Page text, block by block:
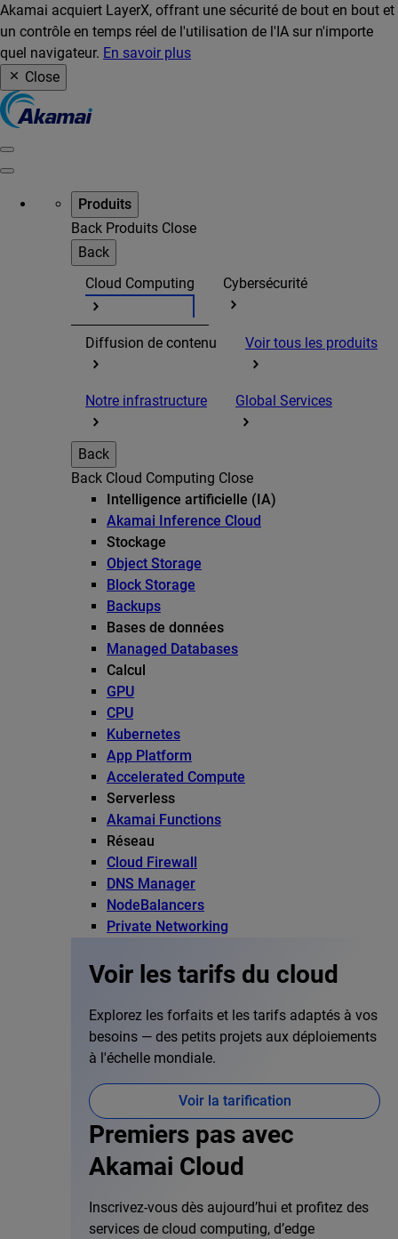
Akamai acquiert LayerX, offrant une sécurité de bout en bout et
un contrôle en temps réel de l'utilisation de l'IA sur n'importe
quel navigateur. En savoir plus
Close
Produits
Back Produits Close
Back
Cloud Computing
Cybersécurité
Diffusion de contenu Voir tous les produits
Notre infrastructure Global Services
Back
Back Cloud Computing Close
Intelligence artificielle (IA)
Akamai Inference Cloud
Stockage
Object Storage
Block Storage
Backups
Bases de données
Managed Databases
Calcul
GPU
CPU
Kubernetes
App Platform
Accelerated Compute
Serverless
Akamai Functions
Réseau
Cloud Firewall
DNS Manager
NodeBalancers
Private Networking
Voir les tarifs du cloud
Explorez les forfaits et les tarifs adaptés à vos
besoins — des petits projets aux déploiements
à l'échelle mondiale.
Voir la tarification
Premiers pas avec
Akamai Cloud
Inscrivez-vous dès aujourd’hui et profitez des
services de cloud computing, d’edge